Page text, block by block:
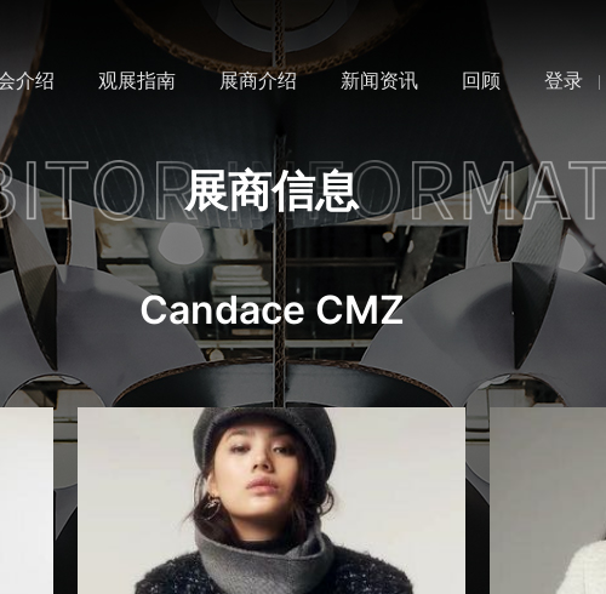
介绍 观展指南 展商介绍 新闻资讯 回顾 登录
展商信息
Candace CMZ